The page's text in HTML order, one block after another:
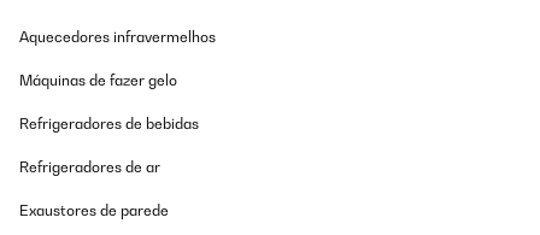
Aquecedores infravermelhos
Máquinas de fazer gelo
Refrigeradores de bebidas
Refrigeradores de ar
Exaustores de parede